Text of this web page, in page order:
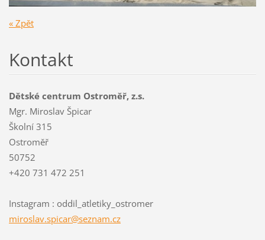
« Zpět
Kontakt
Dětské centrum Ostroměř, z.s.
Mgr. Miroslav Špicar
Školní 315
Ostroměř
50752
+420 731 472 251
Instagram : oddil_atletiky_ostromer
miroslav.spicar@seznam.cz